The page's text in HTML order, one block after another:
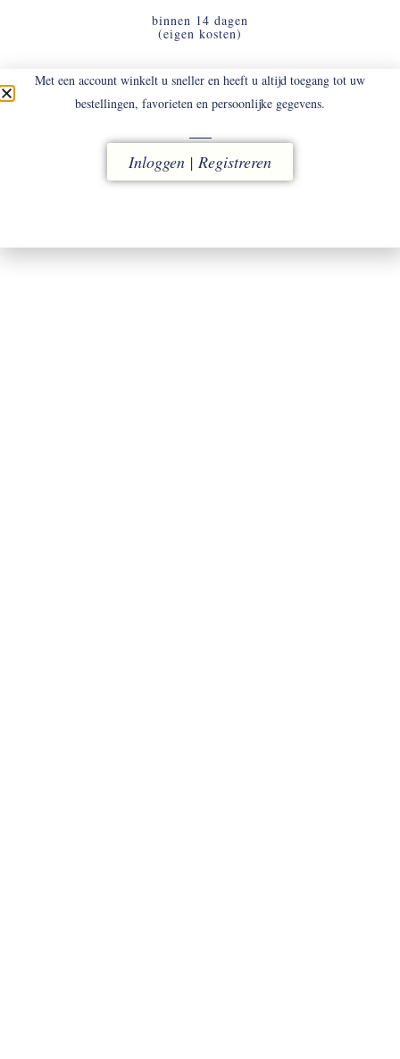
binnen 14 dagen
(eigen kosten)
SERVICE
contact uw tailor
Met een account winkelt u sneller en heeft u altijd toegang tot uw
bestellingen, favorieten en persoonlijke gegevens.
Inloggen | Registreren